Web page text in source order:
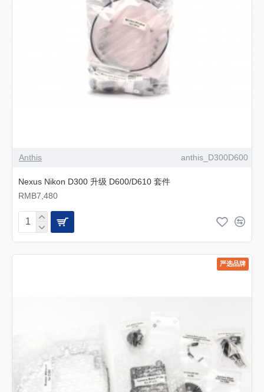
Anthis anthis_D300D600
Nexus Nikon D300 升级 D600/D610 套件
RMB7,480
严选品牌